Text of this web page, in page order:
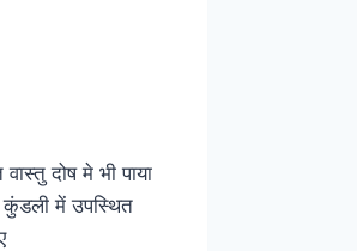
दोष मे भी पाया
कुंडली में उपस्थित